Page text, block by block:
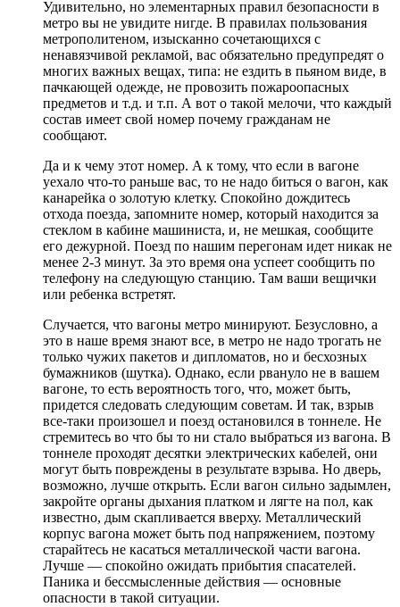
Удивительно, но элементарных правил безопасности в
метро вы не увидите нигде. В правилах пользования
метрополитеном, изысканно сочетающихся с
ненавязчивой рекламой, вас обязательно предупредят о
многих важных вещах, типа: не ездить в пьяном виде, в
пачкающей одежде, не провозить пожароопасных
предметов и т.д. и т.п. А вот о такой мелочи, что каждый
состав имеет свой номер почему гражданам не
сообщают.
Да и к чему этот номер. А к тому, что если в вагоне
уехало что-то раньше вас, то не надо биться о вагон, как
канарейка о золотую клетку. Спокойно дождитесь
отхода поезда, запомните номер, который находится за
стеклом в кабине машиниста, и, не мешкая, сообщите
его дежурной. Поезд по нашим перегонам идет никак не
менее 2-3 минут. За это время она успеет сообщить по
телефону на следующую станцию. Там ваши вещички
или ребенка встретят.
Случается, что вагоны метро минируют. Безусловно, а
это в наше время знают все, в метро не надо трогать не
только чужих пакетов и дипломатов, но и бесхозных
бумажников (шутка). Однако, если рвануло не в вашем
вагоне, то есть вероятность того, что, может быть,
придется следовать следующим советам. И так, взрыв
все-таки произошел и поезд остановился в тоннеле. Не
стремитесь во что бы то ни стало выбраться из вагона. В
тоннеле проходят десятки электрических кабелей, они
могут быть повреждены в результате взрыва. Но дверь,
возможно, лучше открыть. Если вагон сильно задымлен,
закройте органы дыхания платком и лягте на пол, как
известно, дым скапливается вверху. Металлический
корпус вагона может быть под напряжением, поэтому
старайтесь не касаться металлической части вагона.
Лучше — спокойно ожидать прибытия спасателей.
Паника и бессмысленные действия — основные
опасности в такой ситуации.